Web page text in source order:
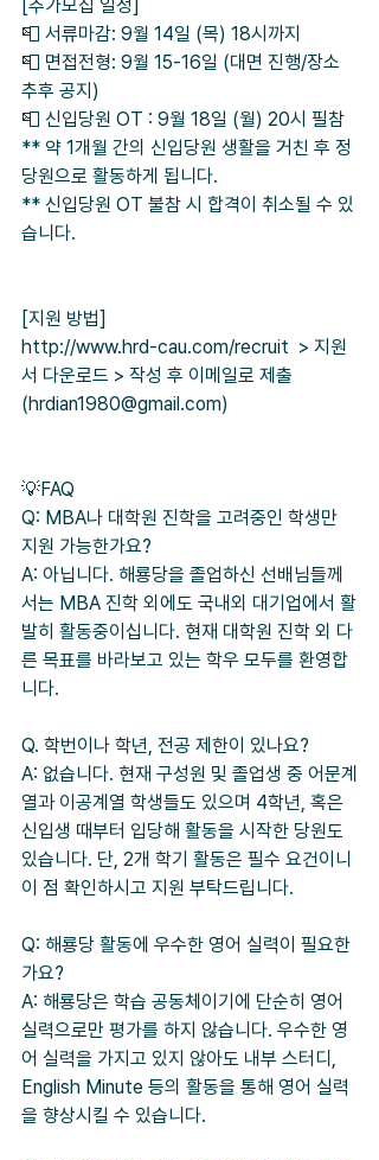
[추가모집 일정]
📮 서류마감: 9월 14일 (목) 18시까지
📮 면접전형: 9월 15-16일 (대면 진행/장소
추후 공지)
📮 신입당원 OT : 9월 18일 (월) 20시 필참
** 약 1개월 간의 신입당원 생활을 거친 후 정
당원으로 활동하게 됩니다.
** 신입당원 OT 불참 시 합격이 취소될 수 있
습니다.
[지원 방법]
http://www.hrd-cau.com/recruit  > 지원
서 다운로드 > 작성 후 이메일로 제출
(hrdian1980@gmail.com)
💡FAQ
Q: MBA나 대학원 진학을 고려중인 학생만
지원 가능한가요?
A: 아닙니다. 해룡당을 졸업하신 선배님들께
서는 MBA 진학 외에도 국내외 대기업에서 활
발히 활동중이십니다. 현재 대학원 진학 외 다
른 목표를 바라보고 있는 학우 모두를 환영합
니다.
Q. 학번이나 학년, 전공 제한이 있나요?
A: 없습니다. 현재 구성원 및 졸업생 중 어문계
열과 이공계열 학생들도 있으며 4학년, 혹은
신입생 때부터 입당해 활동을 시작한 당원도
있습니다. 단, 2개 학기 활동은 필수 요건이니
이 점 확인하시고 지원 부탁드립니다.
Q: 해룡당 활동에 우수한 영어 실력이 필요한
가요?
A: 해룡당은 학습 공동체이기에 단순히 영어
실력으로만 평가를 하지 않습니다. 우수한 영
어 실력을 가지고 있지 않아도 내부 스터디,
English Minute 등의 활동을 통해 영어 실력
을 향상시킬 수 있습니다.